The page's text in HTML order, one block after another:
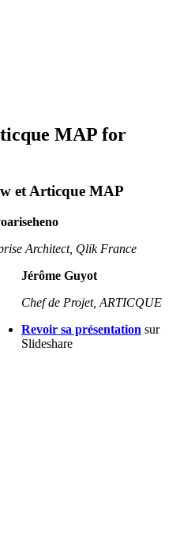
MAP for
et Articque MAP
Architect, Qlik France
Jérôme Guyot
Chef de Projet, ARTICQUE
Revoir sa présentation sur
Slideshare